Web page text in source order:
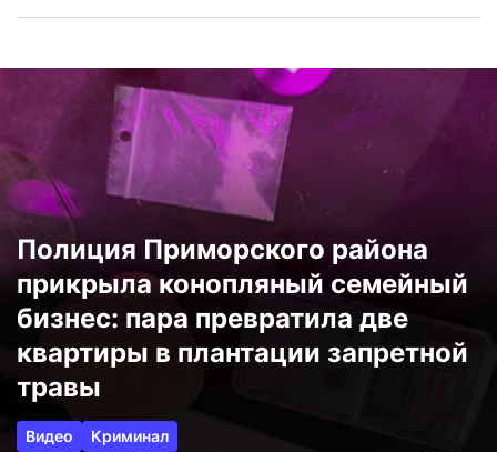
Полиция Приморского района
прикрыла конопляный семейный
бизнес: пара превратила две
квартиры в плантации запретной
травы
Видео
Криминал